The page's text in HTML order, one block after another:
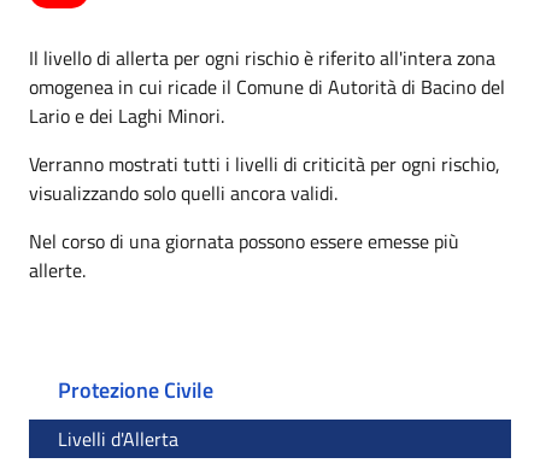
Il livello di allerta per ogni rischio è riferito all'intera zona
omogenea in cui ricade il Comune di Autorità di Bacino del
Lario e dei Laghi Minori.
Verranno mostrati tutti i livelli di criticità per ogni rischio,
visualizzando solo quelli ancora validi.
Nel corso di una giornata possono essere emesse più
allerte.
Protezione Civile
Livelli d'Allerta